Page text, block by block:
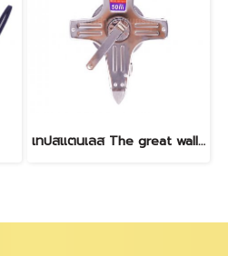
เทปสแตนเลส The great wall 50ม.